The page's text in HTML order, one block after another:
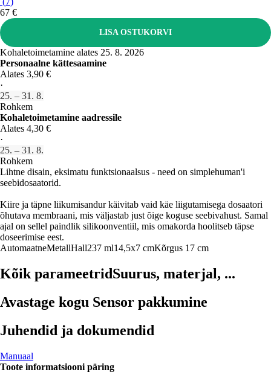
67 €
LISA OSTUKORVI
Kohaletoimetamine alates 25. 8. 2026
Personaalne kättesaamine
Alates 3,90 €
·
25. – 31. 8.
Rohkem
Kohaletoimetamine aadressile
Alates 4,30 €
·
25. – 31. 8.
Rohkem
Lihtne disain, eksimatu funktsionaalsus - need on simplehuman'i
seebidosaatorid.
Kiire ja täpne liikumisandur käivitab vaid käe liigutamisega dosaatori
õhutava membraani, mis väljastab just õige koguse seebivahust. Samal
ajal on sellel paindlik silikoonventiil, mis omakorda hoolitseb täpse
doseerimise eest.
AutomaatneMetallHall237 ml14,5x7 cmKõrgus 17 cm
Kõik parameetridSuurus, materjal, ...
Avastage kogu Sensor pakkumine
Juhendid ja dokumendid
Manuaal
Toote informatsiooni päring